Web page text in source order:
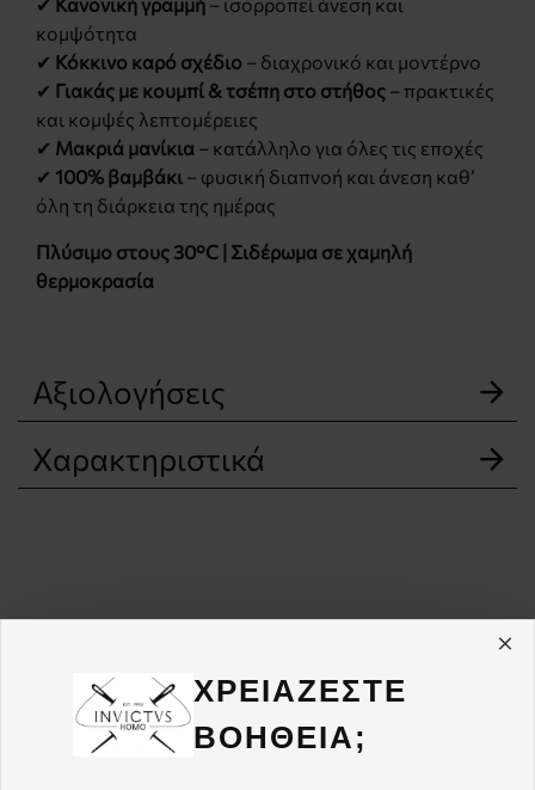
ΧΡΕΙΑΖΕΣΤΕ
ΒΟΗΘΕΙΑ;
κομψότητα
✔ Κόκκινο καρό σχέδιο – διαχρονικό και μοντέρνο
✔ Γιακάς με κουμπί & τσέπη στο στήθος – πρακτικές
και κομψές λεπτομέρειες
✔ Μακριά μανίκια – κατάλληλο για όλες τις εποχές
✔ 100% βαμβάκι – φυσική διαπνοή και άνεση καθ’
όλη τη διάρκεια της ημέρας
Πλύσιμο στους 30°C | Σιδέρωμα σε χαμηλή
θερμοκρασία
Αξιολογήσεις
Χαρακτηριστικά